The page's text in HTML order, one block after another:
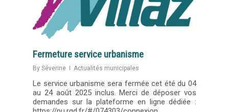
Fermeture service urbanisme
By Séverine Actualités municipales
Le service urbanisme sera fermée cet été du 04
au 24 août 2025 inclus. Merci de déposer vos
demandes sur la plateforme en ligne dédiée :